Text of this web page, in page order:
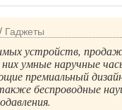
/ Гаджеты
устройств,
умные наручные
премиальный
беспроводные